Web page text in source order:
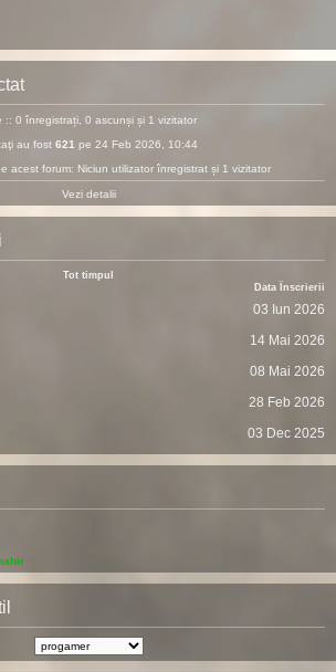
:: 0 înregistrați, 0 ascunși și 1 vizitator
au fost 621 pe 24 Feb 2026, 10:44
acest forum: Niciun utilizator înregistrat și 1 vizitator
Vezi detalii
Tot timpul
Data Înscrierii
03 Iun 2026
14 Mai 2026
08 Mai 2026
28 Feb 2026
03 Dec 2025